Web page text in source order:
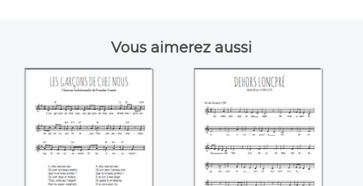
Vous aimerez aussi
Les garçons de
chez nous
Dehors loncpré
(Jean Erars)